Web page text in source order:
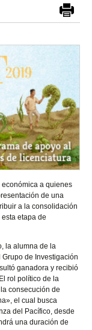
a quienes
de una
a la consolidación
etapa de
la alumna de la
de Investigación
ganadora y recibió
rol político de la
consecución de
el cual busca
del Pacífico, desde
una duración de